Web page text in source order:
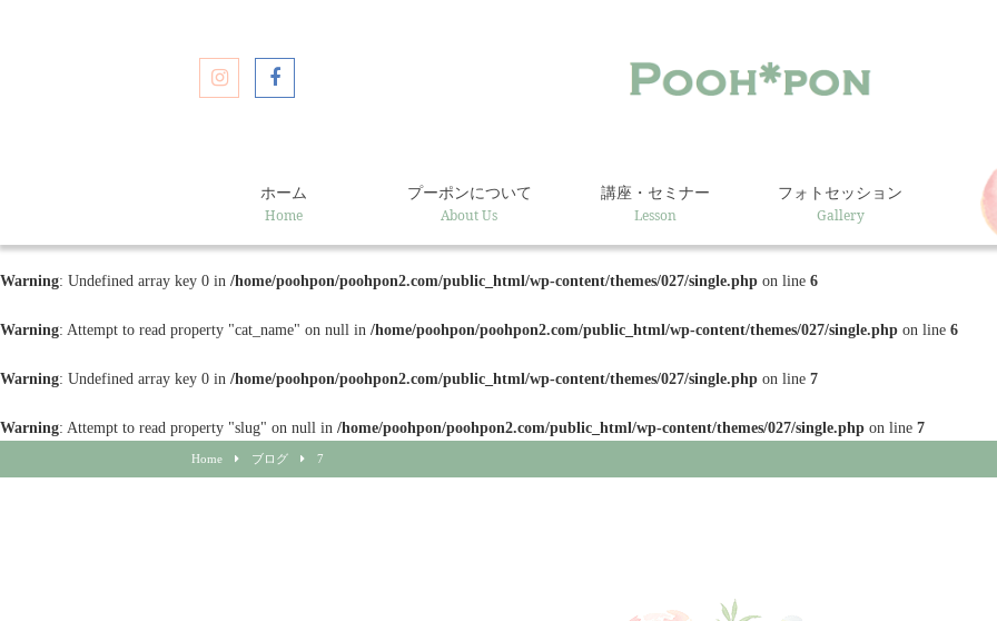
ホーム
Home
プーポンについて
About Us
講座・セミナー
Lesson
フォトセッション
Gallery
Warning: Undefined array key 0 in /home/poohpon/poohpon2.com/public_html/wp-content/themes/027/single.php on line 6
Warning: Attempt to read property "cat_name" on null in /home/poohpon/poohpon2.com/public_html/wp-content/themes/027/single.php on line 6
Warning: Undefined array key 0 in /home/poohpon/poohpon2.com/public_html/wp-content/themes/027/single.php on line 7
Warning: Attempt to read property "slug" on null in /home/poohpon/poohpon2.com/public_html/wp-content/themes/027/single.php on line 7
Home ブログ 7